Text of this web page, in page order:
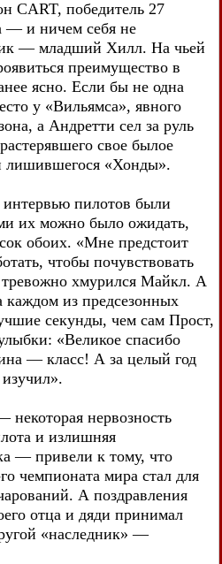
CART, победитель 27
— и ничем себя не
— младший Хилл. На чьей
преимущество в
ясно. Если бы не одна
у «Вильямса», явного
а Андретти сел за руль
свое былое
лишившегося «Хонды».
пилотов были
их можно было ожидать,
обоих. «Мне предстоит
чтобы почувствовать
хмурился Майкл. А
из предсезонных
секунды, чем сам Прост,
«Великое спасибо
— класс! А за целый год
нервозность
и излишняя
— привели к тому, что
чемпионата мира стал для
А поздравления
отца и дяди принимал
«наследник» —